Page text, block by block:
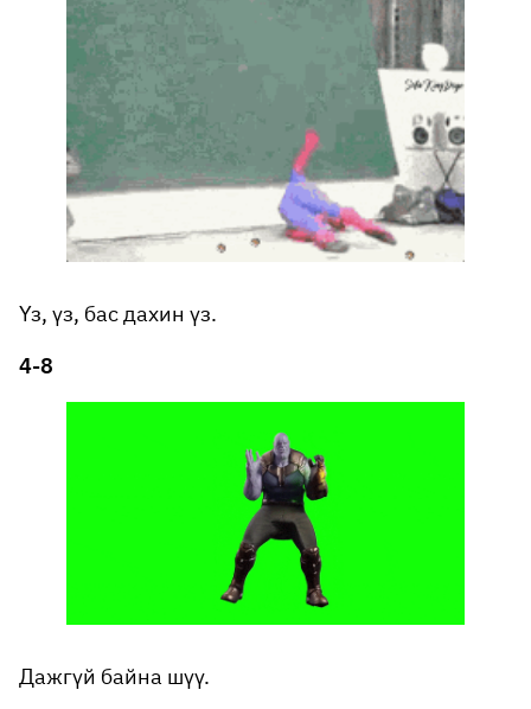
Үз, үз, бас дахин үз.
4-8
Дажгүй байна шүү.